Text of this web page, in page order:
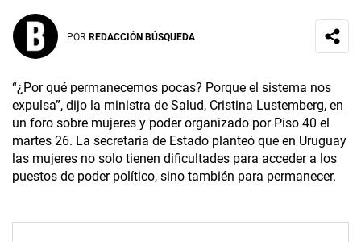
POR REDACCIÓN BÚSQUEDA
“¿Por qué permanecemos pocas? Porque el sistema nos
expulsa”, dijo la ministra de Salud, Cristina Lustemberg, en
un foro sobre mujeres y poder organizado por Piso 40 el
martes 26. La secretaria de Estado planteó que en Uruguay
las mujeres no solo tienen dificultades para acceder a los
puestos de poder político, sino también para permanecer.